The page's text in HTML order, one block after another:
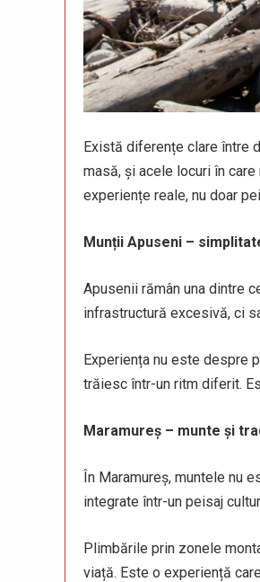
Există diferențe clare între
masă, și acele locuri în
experiențe reale, nu doar
Munții Apuseni –
Apusenii rămân una dintre
infrastructură excesivă, ci
Experiența nu este despre
trăiesc într-un ritm diferit.
Maramureș – munte și
În Maramureș, muntele nu
integrate într-un peisaj
Plimbările prin zonele
viață. Este o experiență